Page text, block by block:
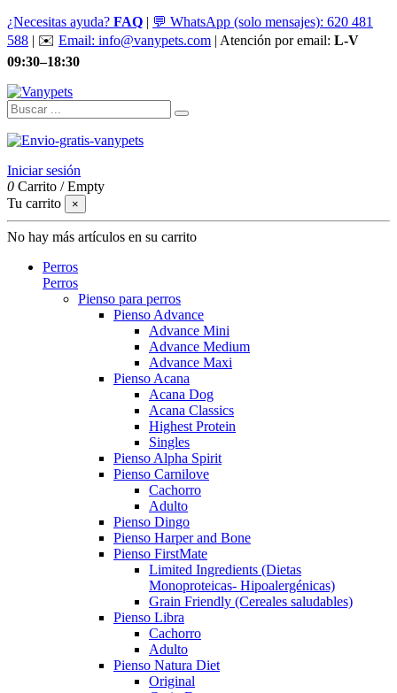
¿Necesitas ayuda? FAQ | 💬 WhatsApp (solo mensajes): 620 481
588 | ✉️ Email: info@vanypets.com | Atención por email: L-V
09:30–18:30
Iniciar sesión
0 Carrito /Empty
Tu carrito
×
No hay más artículos en su carrito
Perros
Perros
Pienso para perros
Pienso Advance
Advance Mini
Advance Medium
Advance Maxi
Pienso Acana
Acana Dog
Acana Classics
Highest Protein
Singles
Pienso Alpha Spirit
Pienso Carnilove
Cachorro
Adulto
Pienso Dingo
Pienso Harper and Bone
Pienso FirstMate
Limited Ingredients (Dietas
Monoproteicas- Hipoalergénicas)
Grain Friendly (Cereales saludables)
Pienso Libra
Cachorro
Adulto
Pienso Natura Diet
Original